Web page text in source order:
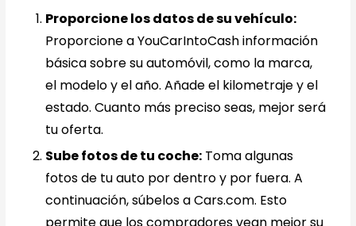
Proporcione los datos de su vehículo:
Proporcione a YouCarIntoCash información
básica sobre su automóvil, como la marca,
el modelo y el año. Añade el kilometraje y el
estado. Cuanto más preciso seas, mejor será
tu oferta.
Sube fotos de tu coche: Toma algunas
fotos de tu auto por dentro y por fuera. A
continuación, súbelos a Cars.com. Esto
permite que los compradores vean mejor su